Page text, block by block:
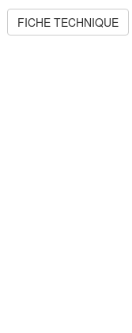
FICHE TECHNIQUE